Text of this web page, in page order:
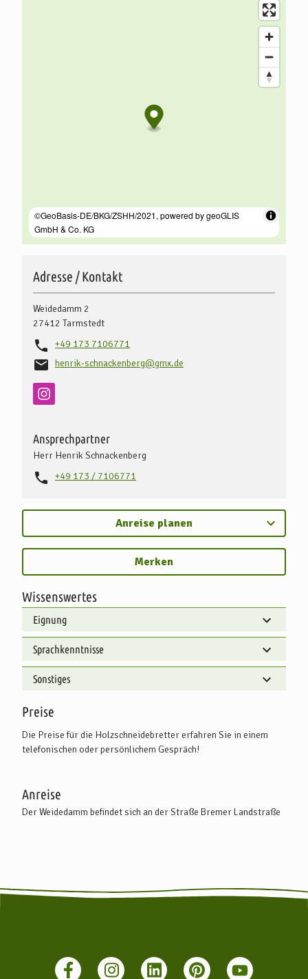
Wissenswertes
Eignung
Sprachkenntnisse
Sonstiges
Preise
Die Preise für die Holzschneidebretter erfahren Sie in einem
telefonischen oder persönlichem Gespräch!
Anreise
Der Weidedamm befindet sich an der Straße Bremer Landstraße
Adresse / Kontakt
Weidedamm 2
27412 Tarmstedt
+49 173 7106771
henrik-schnackenberg@gmx.de
Ansprechpartner
Herr Henrik Schnackenberg
+49 173 / 7106771
Anreise planen
Merken